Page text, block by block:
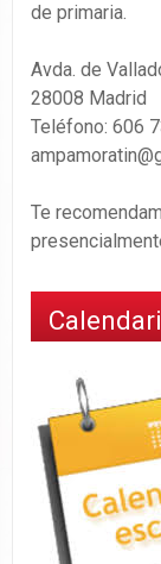
de primaria.
Avda. de
28008 Madrid
Teléfono: 606
Te